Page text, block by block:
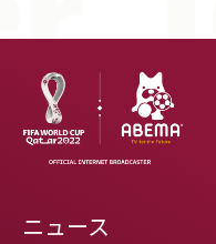
ニュース